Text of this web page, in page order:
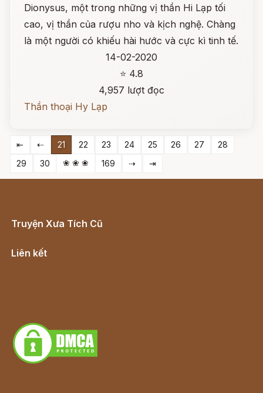
Dionysus, một trong những vị thần Hi Lạp tối
cao, vị thần của rượu nho và kịch nghệ. Chàng
là một người có khiếu hài hước và cực kì tinh tế.
14-02-2020
⭐ 4.8
4,957 lượt đọc
Thần thoại Hy Lạp
⇤ ⇠ 21 22 23 24 25 26 27
28
29
30 ❀ ❀ ❀ 169 ⇢ ⇥
Truyện Xưa Tích Cũ
Liên kết